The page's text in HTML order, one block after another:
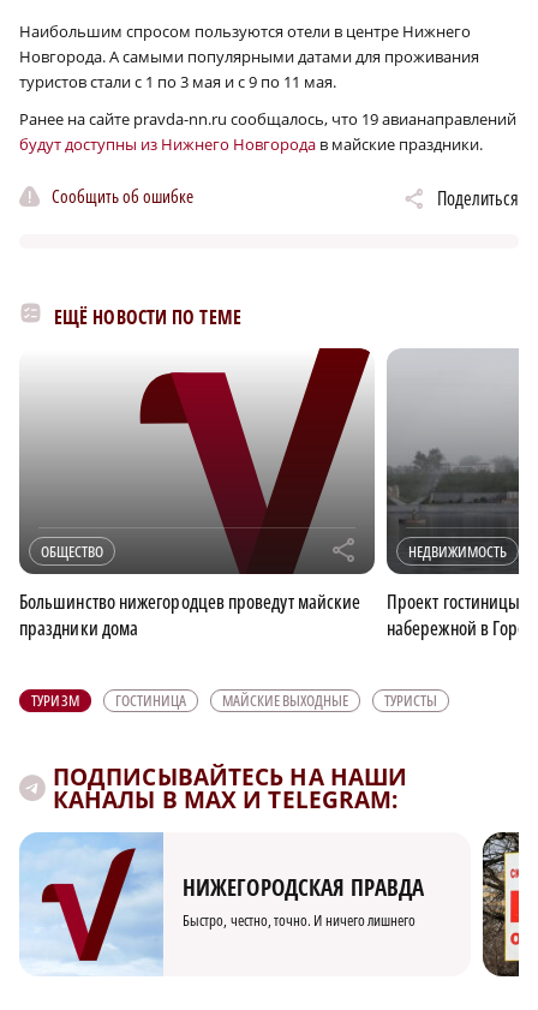
Наибольшим спросом пользуются отели в центре Нижнего
Новгорода. А самыми популярными датами для проживания
туристов стали с 1 по 3 мая и с 9 по 11 мая.
Ранее на сайте pravda-nn.ru сообщалось, что 19 авианаправлений
будут доступны из Нижнего Новгорода в майские праздники.
Сообщить об ошибке Поделиться
ЕЩЁ НОВОСТИ ПО ТЕМЕ
ОБЩЕСТВО r
Большинство нижегородцев проведут майские
праздники дома
НЕДВИЖИМОСТЬ
Проект гостиницы
набережной в
ТУРИЗМ ГОСТИНИЦА МАЙСКИЕ ВЫХОДНЫЕ ТУРИСТЫ
ПОДПИСЫВАЙТЕСЬ НА НАШИ
КАНАЛЫ В MAX И TELEGRAM:
НИЖЕГОРОДСКАЯ ПРАВДА
Быстро, честно, точно. И ничего лишнего